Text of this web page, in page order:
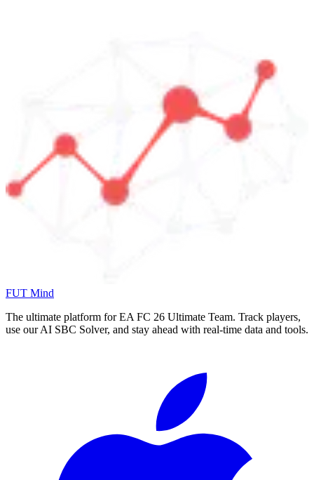
FUT Mind
The ultimate platform for EA FC 26 Ultimate Team. Track players,
use our AI SBC Solver, and stay ahead with real-time data and tools.